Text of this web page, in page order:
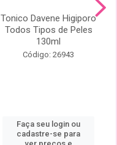
Tonico Davene Higiporo
Todos Tipos de Peles
130ml
Código: 26943
Faça seu login ou
cadastre-se para